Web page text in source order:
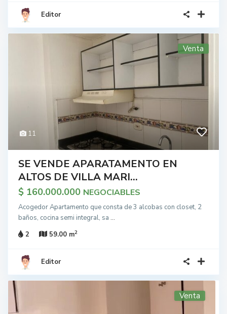
Editor
11
Venta
SE VENDE APARATAMENTO EN
ALTOS DE VILLA MARI...
$ 160.000.000 NEGOCIABLES
Acogedor Apartamento que consta de 3 alcobas con closet, 2
baños, cocina semi integral, sa ...
2
59.00 m2
Editor
Venta